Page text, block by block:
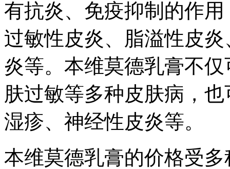
有抗炎、免疫抑制的作
过敏性皮炎、脂溢性皮
炎等。本维莫德乳膏不
肤过敏等多种皮肤病，
湿疹、神经性皮炎等。
本维莫德乳膏的价格受